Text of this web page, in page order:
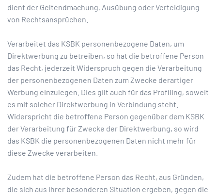
dient der Geltendmachung, Ausübung oder Verteidigung
von Rechtsansprüchen.
Verarbeitet das KSBK personenbezogene Daten, um
Direktwerbung zu betreiben, so hat die betroffene Person
das Recht, jederzeit Widerspruch gegen die Verarbeitung
der personenbezogenen Daten zum Zwecke derartiger
Werbung einzulegen. Dies gilt auch für das Profiling, soweit
es mit solcher Direktwerbung in Verbindung steht.
Widerspricht die betroffene Person gegenüber dem KSBK
der Verarbeitung für Zwecke der Direktwerbung, so wird
das KSBK die personenbezogenen Daten nicht mehr für
diese Zwecke verarbeiten.
Zudem hat die betroffene Person das Recht, aus Gründen,
die sich aus ihrer besonderen Situation ergeben, gegen die